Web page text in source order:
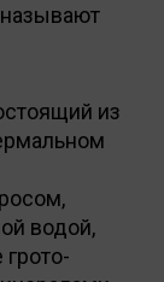
из
водой,